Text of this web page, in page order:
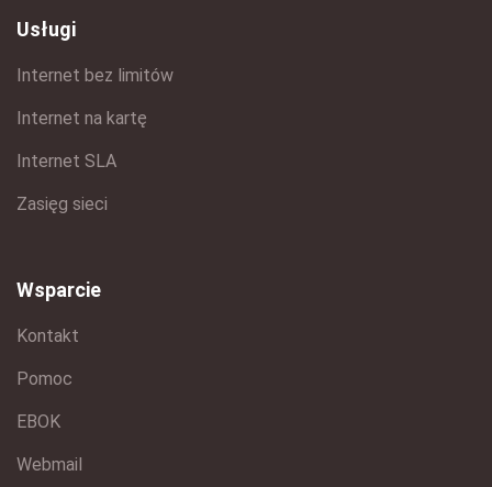
Usługi
Internet bez limitów
Internet na kartę
Internet SLA
Zasięg sieci
Wsparcie
Kontakt
Pomoc
EBOK
Webmail